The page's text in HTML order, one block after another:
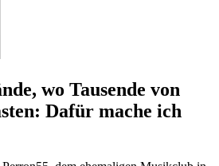
wo Tausende von
Dafür mache ich